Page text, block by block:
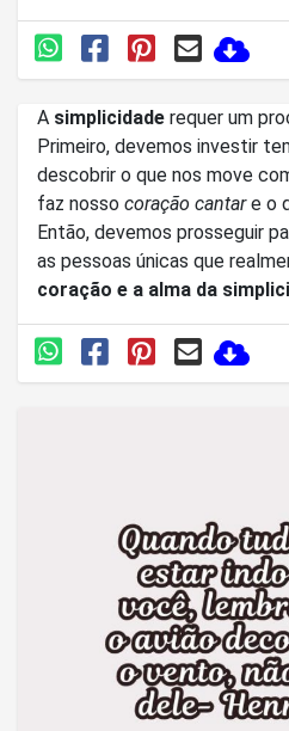
A simplicidade requer um
Primeiro, devemos investir
descobrir o que nos move
faz nosso coração cantare o
Então, devemos prosseguir
coração e a alma da